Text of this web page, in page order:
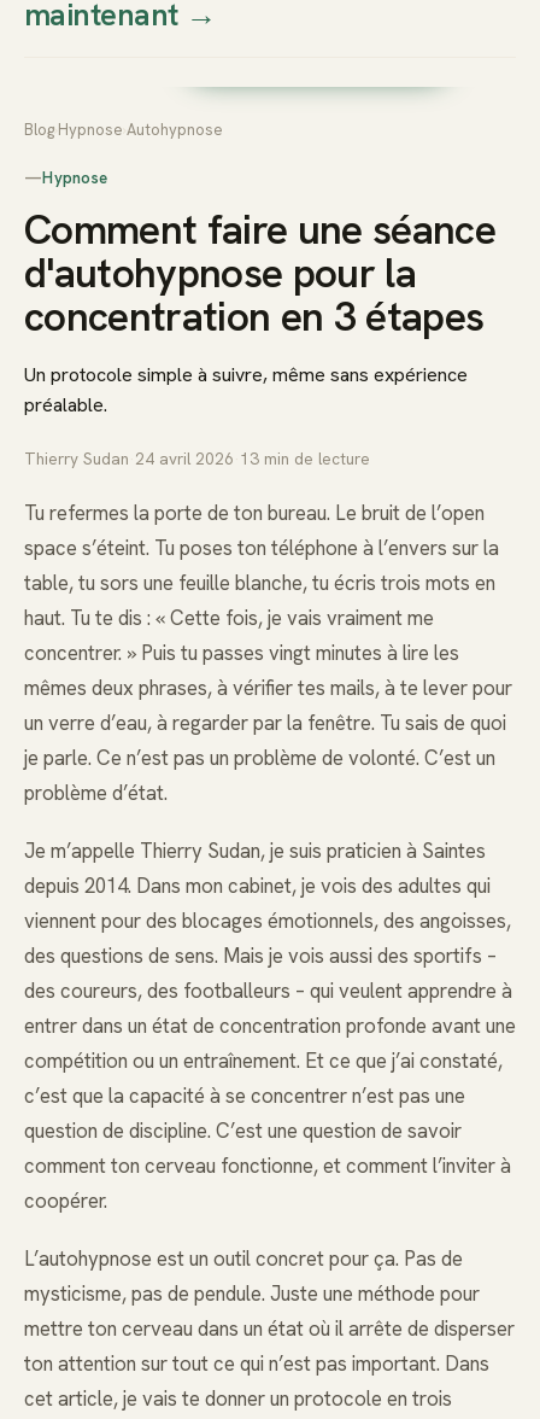
Thierry
Prendre rendez-vous dès
maintenant→
Blog Hypnose Autohypnose
—Hypnose
Comment faire une séance
d'autohypnose pour la
concentration en 3 étapes
Un protocole simple à suivre, même sans expérience
préalable.
Thierry Sudan 24 avril 2026 13 min de lecture
Tu refermes la porte de ton bureau. Le bruit de l’open
space s’éteint. Tu poses ton téléphone à l’envers sur la
table, tu sors une feuille blanche, tu écris trois mots en
haut. Tu te dis : « Cette fois, je vais vraiment me
concentrer. » Puis tu passes vingt minutes à lire les
mêmes deux phrases, à vérifier tes mails, à te lever pour
un verre d’eau, à regarder par la fenêtre. Tu sais de quoi
je parle. Ce n’est pas un problème de volonté. C’est un
problème d’état.
Je m’appelle Thierry Sudan, je suis praticien à Saintes
depuis 2014. Dans mon cabinet, je vois des adultes qui
viennent pour des blocages émotionnels, des angoisses,
des questions de sens. Mais je vois aussi des sportifs –
des coureurs, des footballeurs – qui veulent apprendre à
entrer dans un état de concentration profonde avant une
compétition ou un entraînement. Et ce que j’ai constaté,
c’est que la capacité à se concentrer n’est pas une
question de discipline. C’est une question de savoir
comment ton cerveau fonctionne, et comment l’inviter à
coopérer.
L’autohypnose est un outil concret pour ça. Pas de
mysticisme, pas de pendule. Juste une méthode pour
mettre ton cerveau dans un état où il arrête de disperser
ton attention sur tout ce qui n’est pas important. Dans
cet article, je vais te donner un protocole en trois